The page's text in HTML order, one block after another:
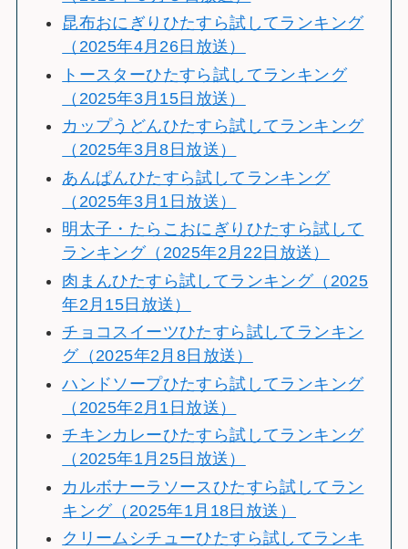
昆布おにぎりひたすら試してランキング
（2025年4月26日放送）
トースターひたすら試してランキング
（2025年3月15日放送）
カップうどんひたすら試してランキング
（2025年3月8日放送）
あんぱんひたすら試してランキング
（2025年3月1日放送）
明太子・たらこおにぎりひたすら試して
ランキング（2025年2月22日放送）
肉まんひたすら試してランキング（2025
年2月15日放送）
チョコスイーツひたすら試してランキン
グ（2025年2月8日放送）
ハンドソープひたすら試してランキング
（2025年2月1日放送）
チキンカレーひたすら試してランキング
（2025年1月25日放送）
カルボナーラソースひたすら試してラン
キング（2025年1月18日放送）
クリームシチューひたすら試してランキ